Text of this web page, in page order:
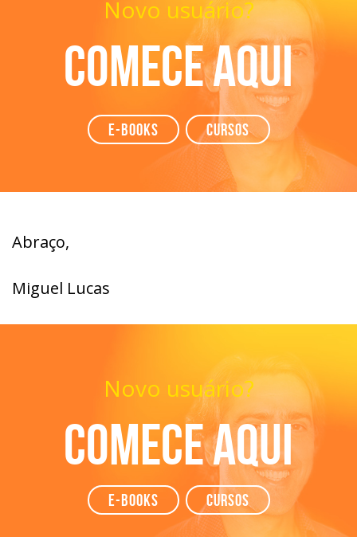
Novo usuário?
Comece aqui
e-books Cursos
Abraço,
Miguel Lucas
Novo usuário?
Comece aqui
e-books Cursos